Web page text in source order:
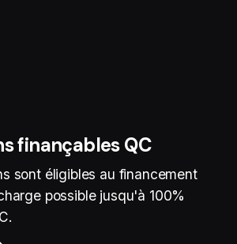
finançables QC
sont éligibles au financement
possible jusqu'à 100%